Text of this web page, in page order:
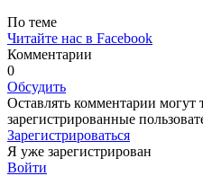
По теме
Читайте нас в Facebook
Комментарии
0
Обсудить
Оставлять комментарии могут
зарегистрированные
Зарегистрироваться
Я уже зарегистрирован
Войти